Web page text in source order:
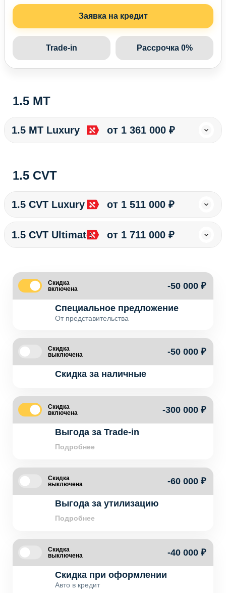
Заявка на кредит
Trade-in Рассрочка 0%
1.5 MT
1.5 MT Luxury от 1 361 000 ₽
1.5 CVT
1.5 CVT Luxury от 1 511 000 ₽
1.5 CVT Ultimate от 1 711 000 ₽
Скидка
включена
-50 000 ₽
Специальное предложение
От представительства
Скидка
выключена
-50 000 ₽
Скидка за наличные
Скидка
включена
-300 000 ₽
Выгода за Trade-in
Подробнее
Скидка
выключена
-60 000 ₽
Выгода за утилизацию
Подробнее
Скидка
выключена
-40 000 ₽
Скидка при оформлении
Авто в кредит